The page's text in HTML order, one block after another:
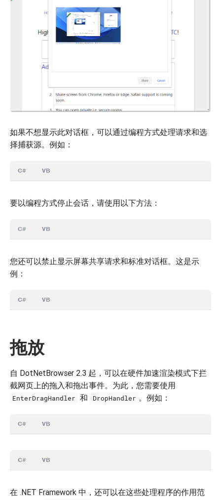
如果不想显示此对话框，可以通过编程方式处理请求和选
择捕获源。例如：
C# VB
要以编程方式停止会话，请使用以下方法：
C# VB
您还可以禁止显示屏幕共享请求和标准对话框。这是示
例：
C# VB
拖放
自 DotNetBrowser 2.3 起，可以在硬件加速渲染模式下拦
截网页上的拖入和拖出事件。为此，您需要使用
EnterDragHandler 和 DropHandler 。例如：
C# VB
C# VB
在 .NET Framework 中，还可以在这些处理程序的作用范